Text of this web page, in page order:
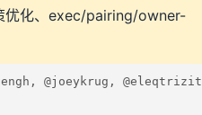
优化、exec/pairing/owner-
@joeykrug, @eleqtrizit